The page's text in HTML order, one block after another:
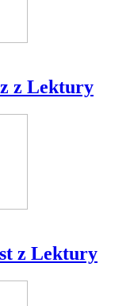
z Lektury
z Lektury